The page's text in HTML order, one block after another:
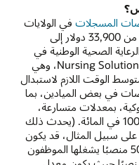
المسجلات في الولايات
المتحدة 46,100 دولار، بمتوسط يتراوح من 33,900 دولار إلى
الرعاية الصحية الوطنية في
NSI لعام 2022 وتوظيف RN من Nursing Solutions Inc، وهي
الوقت اللازم لاستبدال
الممرضات في بعض الميادين، بما
بمعدلات متسارعة،
حيث تتجاوز معدلات الدوران التراكمية 100 في المائة. (يحدث ذلك
على سبيل المثال، قد يكون
لدى المؤسسة التي تضم 100 موظف 50 منصبًا يشغلها الموظفون